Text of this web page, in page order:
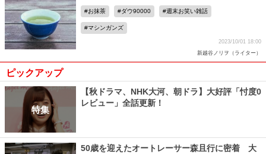
お抹茶 ダウ90000 週末お笑い雑話
マシンガンズ
2023/10/01 18:00
新越谷ノリヲ（ライター）
ピックアップ
特集
【秋ドラマ、NHK大河、朝ドラ】大好評「忖度0
レビュー」全話更新！
50歳を迎えたオートレーサー森且行に密着 大